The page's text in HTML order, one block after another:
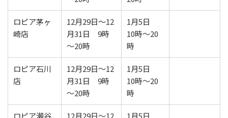
ロピア茅ヶ
崎店
12月29日～12
月31日 9時
～20時
1月5日
10時～20
時
ロピア石川
店
12月29日～12
月31日 9時
～20時
1月5日
10時～20
時